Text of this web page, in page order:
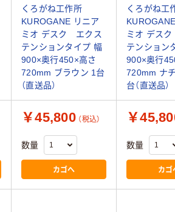
くろがね工作所
KUROGANE リニア
ミオ デスク エクス
テンションタイプ 幅
900×奥行450×高さ
720mm ブラウン 1台
（直送品）
くろがね工
ミオ デス
テンション
900×奥行
720mm ナ
台（直送品）
￥45,800 （税込）
数量
カゴへ
￥
数量
カゴ